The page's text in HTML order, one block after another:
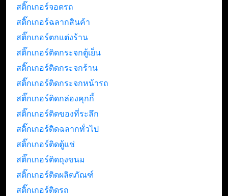
สติ๊กเกอร์จอดรถ
สติ๊กเกอร์ฉลากสินค้า
สติ๊กเกอร์ตกแต่งร้าน
สติ๊กเกอร์ติดกระจกตู้เย็น
สติ๊กเกอร์ติดกระจกร้าน
สติ๊กเกอร์ติดกระจกหน้ารถ
สติ๊กเกอร์ติดกล่องคุกกี้
สติ๊กเกอร์ติดของที่ระลึก
สติ๊กเกอร์ติดฉลากทั่วไป
สติ๊กเกอร์ติดตู้แช่
สติ๊กเกอร์ติดถุงขนม
สติ๊กเกอร์ติดผลิตภัณฑ์
สติ๊กเกอร์ติดรถ